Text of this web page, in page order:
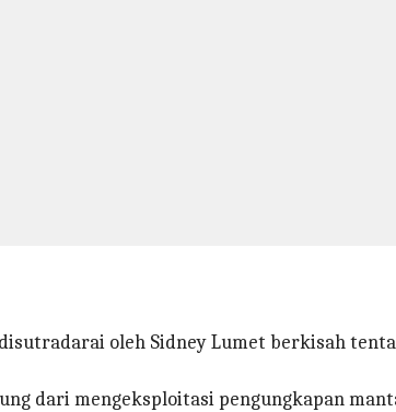
oleh Sidney Lumet berkisah
dari mengeksploitasi pengungkapan